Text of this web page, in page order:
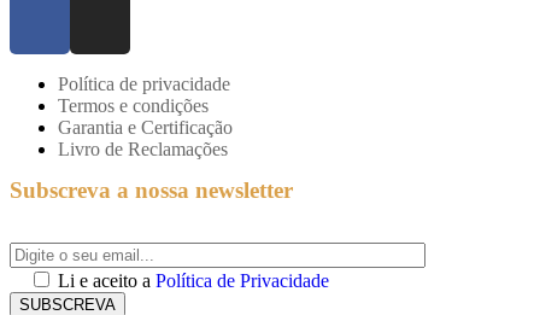
Política de privacidade
Termos e condições
Garantia e Certificação
Livro de Reclamações
Subscreva a nossa newsletter
Li e aceito a Política de Privacidade
SUBSCREVA